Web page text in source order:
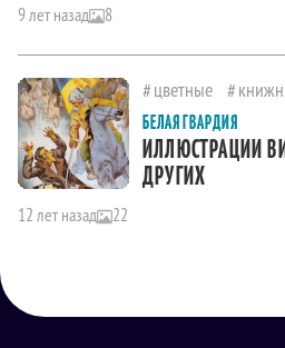
9 лет назад 8
цветные
БЕЛАЯ ГВАРДИЯ
ИЛЛЮСТРАЦИИ
ДРУГИХ
12 лет назад 22